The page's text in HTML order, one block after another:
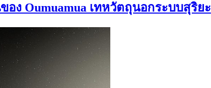
อง Oumuamua เทหวัตถุนอกระบบสุริยะ